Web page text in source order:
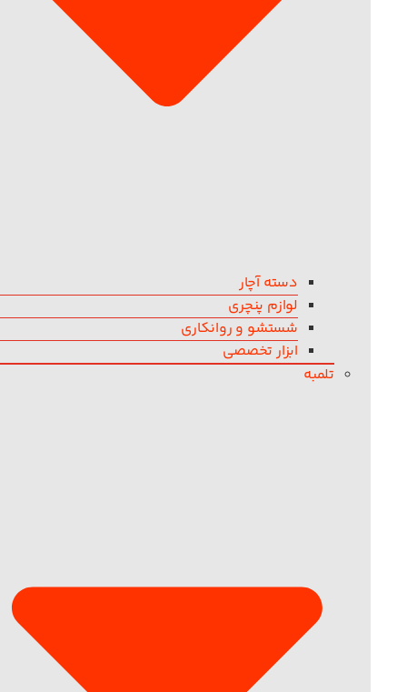
دسته آچار
لوازم پنچری
شستشو و روانکاری
ابزار تخصصی
تلمبه